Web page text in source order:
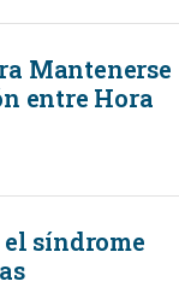
Mantenerse
entre Hora
síndrome